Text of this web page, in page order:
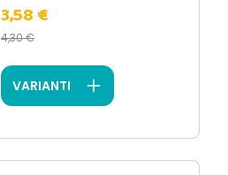
3,58 €
4,30 €
VARIANTI